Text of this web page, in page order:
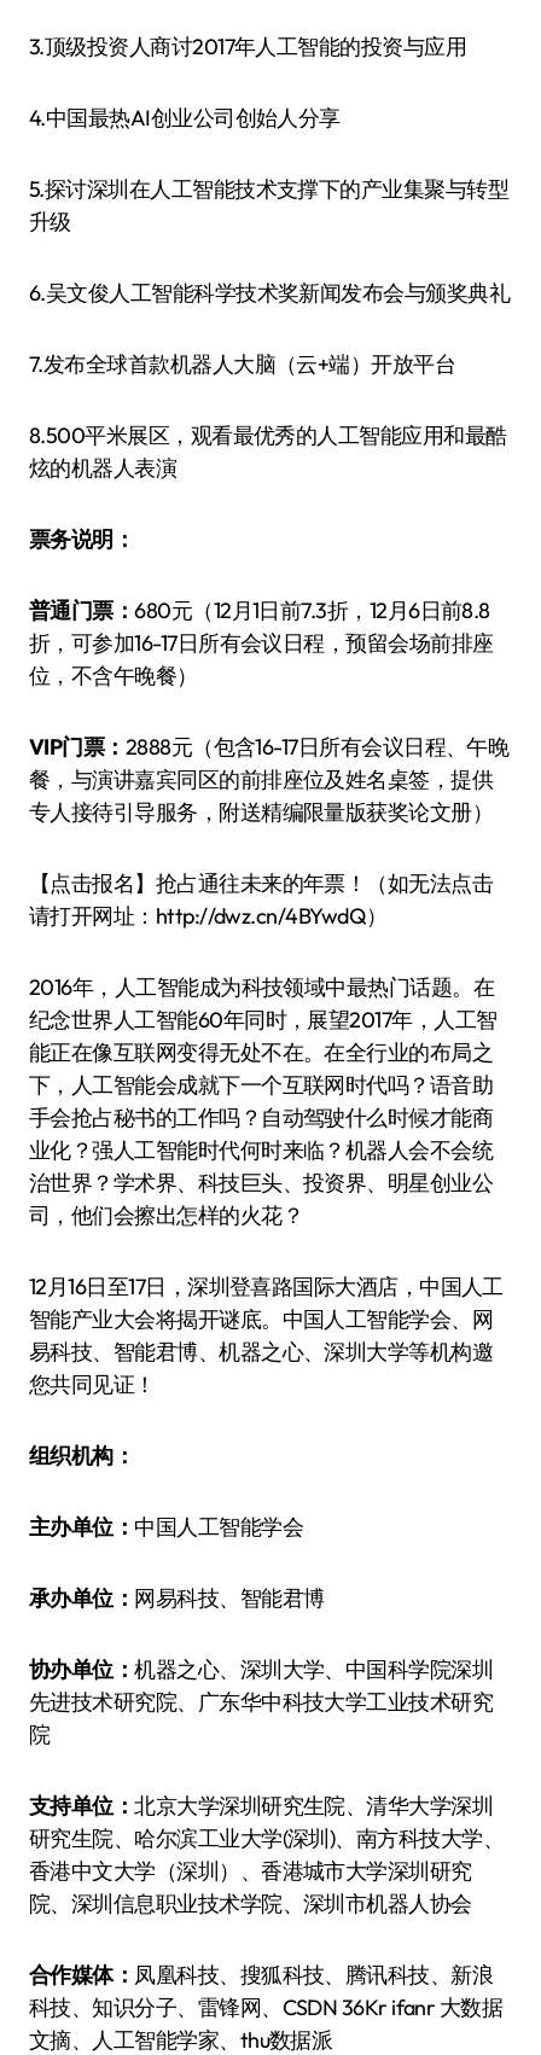
3.顶级投资人商讨2017年人工智能的投资与应用
4.中国最热AI创业公司创始人分享
5.探讨深圳在人工智能技术支撑下的产业集聚与转型
升级
6.吴文俊人工智能科学技术奖新闻发布会与颁奖典礼
7.发布全球首款机器人大脑（云+端）开放平台
8.500平米展区，观看最优秀的人工智能应用和最酷
炫的机器人表演
票务说明：
普通门票：680元（12月1日前7.3折，12月6日前8.8
折，可参加16-17日所有会议日程，预留会场前排座
位，不含午晚餐）
VIP门票： 2888元（包含16-17日所有会议日程、午晚
餐，与演讲嘉宾同区的前排座位及姓名桌签，提供
专人接待引导服务，附送精编限量版获奖论文册）
【点击报名】抢占通往未来的年票！（如无法点击
请打开网址：http://dwz.cn/4BYwdQ）
2016年，人工智能成为科技领域中最热门话题。在
纪念世界人工智能60年同时，展望2017年，人工智
能正在像互联网变得无处不在。在全行业的布局之
下，人工智能会成就下一个互联网时代吗？语音助
手会抢占秘书的工作吗？自动驾驶什么时候才能商
业化？强人工智能时代何时来临？机器人会不会统
治世界？学术界、科技巨头、投资界、明星创业公
司，他们会擦出怎样的火花？
12月16日至17日，深圳登喜路国际大酒店，中国人工
智能产业大会将揭开谜底。中国人工智能学会、网
易科技、智能君博、机器之心、深圳大学等机构邀
您共同见证！
组织机构：
主办单位： 中国人工智能学会
承办单位： 网易科技、智能君博
协办单位：机器之心、深圳大学、中国科学院深圳
先进技术研究院、广东华中科技大学工业技术研究
院
支持单位：北京大学深圳研究生院、清华大学深圳
研究生院、哈尔滨工业大学(深圳)、南方科技大学、
香港中文大学（深圳）、香港城市大学深圳研究
院、深圳信息职业技术学院、深圳市机器人协会
合作媒体： 凤凰科技、搜狐科技、腾讯科技、新浪
科技、知识分子、雷锋网、CSDN 36Kr ifanr 大数据
文摘、人工智能学家、thu数据派